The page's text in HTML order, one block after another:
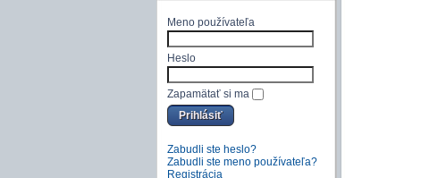
Meno používateľa
Heslo
Zapamätať si ma
Zabudli ste heslo?
Zabudli ste meno používateľa?
Registrácia